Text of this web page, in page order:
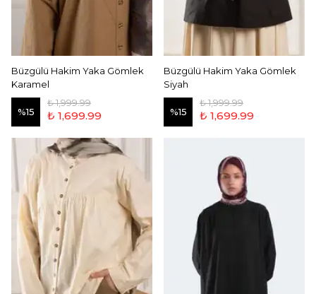
Büzgülü Hakim Yaka Gömlek
Karamel
%15
₺ 1,999.99
₺ 1,699.99
Büzgülü Hakim Yaka Gömlek
Siyah
%15
₺ 1,999.99
₺ 1,699.99